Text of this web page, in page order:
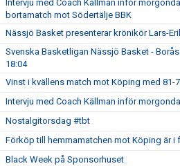
Intervju med Coach Källman inför
bortamatch mot Södertälje BBK
Nässjö Basket presenterar krönikör Lars-
Svenska Basketligan Nässjö Basket -
18:04
Vinst i kvällens match mot Köping med 81-
Intervju med Coach Källman inför
Nostalgitorsdag #tbt
Förköp till hemmamatchen mot Köping är i
Black Week på Sponsorhuset